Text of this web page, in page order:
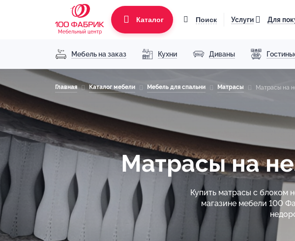
Мебельный центр
Каталог Поиск Услуги Для
Мебель на заказ Кухни Диваны
Главная Каталог мебели Мебель для спальни Матрасы Матрасы на
Матрасы на
Купить матрасы с блоком
магазине мебели 100